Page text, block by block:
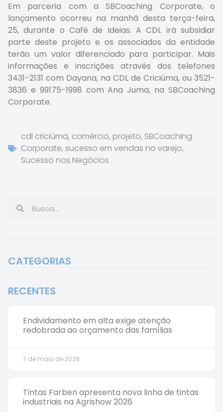
Em parceria com a SBCoaching Corporate, o
lançamento ocorreu na manhã desta terça-feira,
25, durante o Café de Ideias. A CDL irá subsidiar
parte deste projeto e os associados da entidade
terão um valor diferenciado para participar. Mais
informações e inscrições através dos telefones
3431-2131 com Dayana, na CDL de Criciúma, ou 3521-
3836 e 99175-1998 com Ana Juma, na SBCoaching
Corporate.
cdl criciúma, comércio, projeto, SBCoaching
Corporate, sucesso em vendas no varejo,
Sucesso nos Negócios
CATEGORIAS
RECENTES
Endividamento em alta exige atenção
redobrada ao orçamento das famílias
7 de maio de 2026
Tintas Farben apresenta nova linha de tintas
industriais na Agrishow 2026